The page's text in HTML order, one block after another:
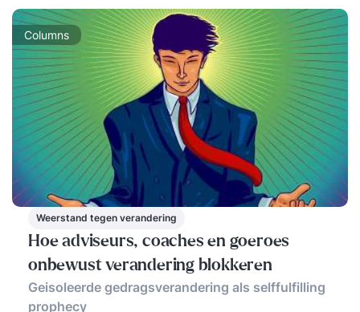
Columns
Weerstand tegen verandering
Hoe adviseurs, coaches en goeroes
onbewust verandering blokkeren
Geisoleerde gedragsverandering als selffulfilling
prophecy